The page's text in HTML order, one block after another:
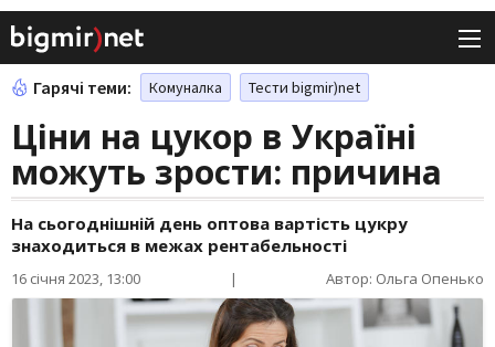
Гарячі теми: Комуналка Тести bigmir)net
Ціни на цукор в Україні
можуть зрости: причина
На сьогоднішній день оптова вартість цукру
знаходиться в межах рентабельності
16 січня 2023, 13:00 | Автор: Ольга Опенько